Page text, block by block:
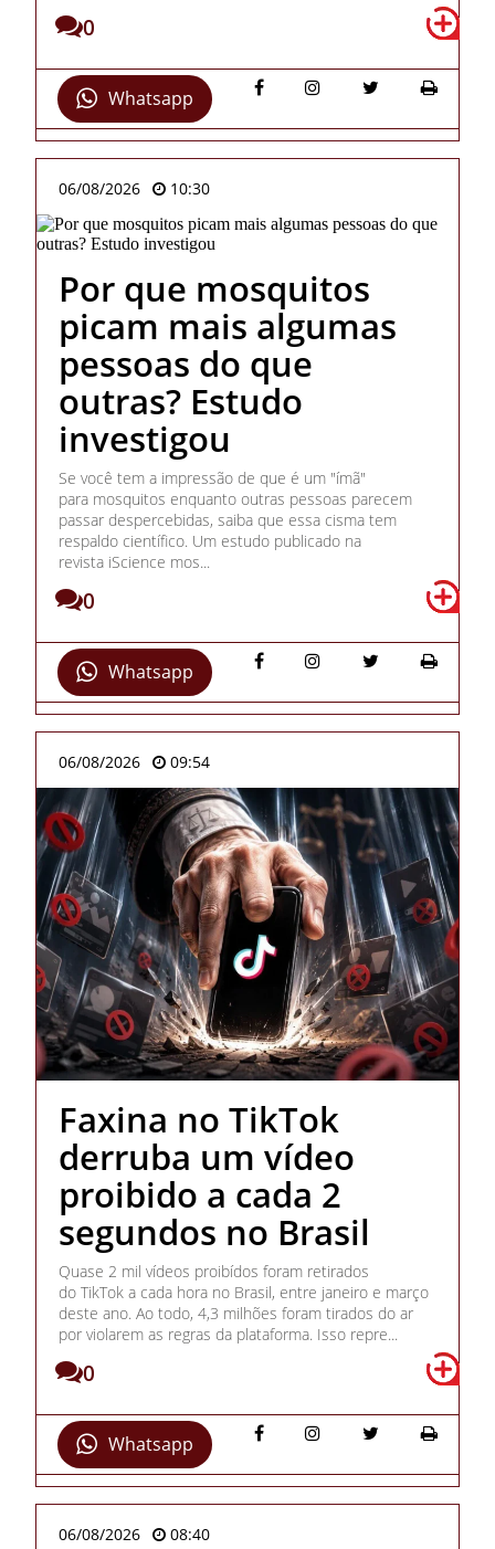
0
Whatsapp
06/08/2026 10:30
Por que mosquitos
picam mais algumas
pessoas do que
outras? Estudo
investigou
Se você tem a impressão de que é um "ímã"
para mosquitos enquanto outras pessoas parecem
passar despercebidas, saiba que essa cisma tem
respaldo científico. Um estudo publicado na
revista iScience mos...
0
Whatsapp
06/08/2026 09:54
Faxina no TikTok
derruba um vídeo
proibido a cada 2
segundos no Brasil
Quase 2 mil vídeos proibídos foram retirados
do TikTok a cada hora no Brasil, entre janeiro e março
deste ano. Ao todo, 4,3 milhões foram tirados do ar
por violarem as regras da plataforma. Isso repre...
0
Whatsapp
06/08/2026 08:40